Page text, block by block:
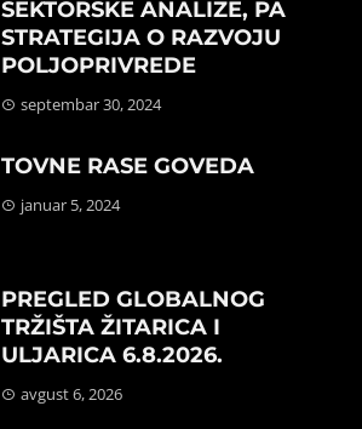
SEKTORSKE ANALIZE, PA
STRATEGIJA O RAZVOJU
POLJOPRIVREDE
septembar 30, 2024
TOVNE RASE GOVEDA
januar 5, 2024
PREGLED GLOBALNOG
TRŽIŠTA ŽITARICA I
ULJARICA 6.8.2026.
avgust 6, 2026